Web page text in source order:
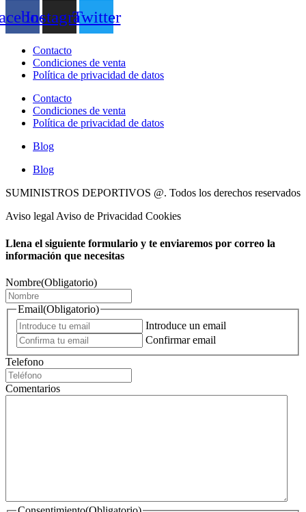
InstagramTwitter
Contacto
Condiciones de venta
Política de privacidad de datos
Contacto
Condiciones de venta
Política de privacidad de datos
Blog
Blog
SUMINISTROS DEPORTIVOS @. Todos los derechos reservados
Aviso legal Aviso de Privacidad Cookies
Llena el siguiente formulario y te enviaremos por correo la
información que necesitas
Nombre(Obligatorio)
Email(Obligatorio)
Introduce un email
Confirmar email
Telefono
Comentarios